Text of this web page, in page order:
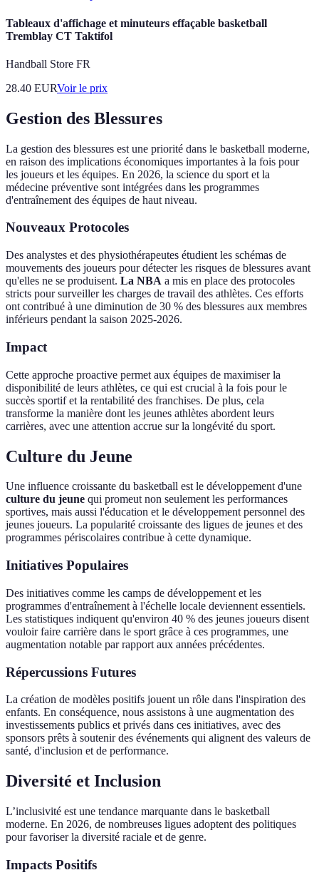
Tableaux d'affichage et minuteurs effaçable basketball
Tremblay CT Taktifol
Handball Store FR
28.40 EURVoir le prix
Gestion des Blessures
La gestion des blessures est une priorité dans le basketball moderne,
en raison des implications économiques importantes à la fois pour
les joueurs et les équipes. En 2026, la science du sport et la
médecine préventive sont intégrées dans les programmes
d'entraînement des équipes de haut niveau.
Nouveaux Protocoles
Des analystes et des physiothérapeutes étudient les schémas de
mouvements des joueurs pour détecter les risques de blessures avant
qu'elles ne se produisent. La NBA a mis en place des protocoles
stricts pour surveiller les charges de travail des athlètes. Ces efforts
ont contribué à une diminution de 30 % des blessures aux membres
inférieurs pendant la saison 2025-2026.
Impact
Cette approche proactive permet aux équipes de maximiser la
disponibilité de leurs athlètes, ce qui est crucial à la fois pour le
succès sportif et la rentabilité des franchises. De plus, cela
transforme la manière dont les jeunes athlètes abordent leurs
carrières, avec une attention accrue sur la longévité du sport.
Culture du Jeune
Une influence croissante du basketball est le développement d'une
culture du jeune qui promeut non seulement les performances
sportives, mais aussi l'éducation et le développement personnel des
jeunes joueurs. La popularité croissante des ligues de jeunes et des
programmes périscolaires contribue à cette dynamique.
Initiatives Populaires
Des initiatives comme les camps de développement et les
programmes d'entraînement à l'échelle locale deviennent essentiels.
Les statistiques indiquent qu'environ 40 % des jeunes joueurs disent
vouloir faire carrière dans le sport grâce à ces programmes, une
augmentation notable par rapport aux années précédentes.
Répercussions Futures
La création de modèles positifs jouent un rôle dans l'inspiration des
enfants. En conséquence, nous assistons à une augmentation des
investissements publics et privés dans ces initiatives, avec des
sponsors prêts à soutenir des événements qui alignent des valeurs de
santé, d'inclusion et de performance.
Diversité et Inclusion
L’inclusivité est une tendance marquante dans le basketball
moderne. En 2026, de nombreuses ligues adoptent des politiques
pour favoriser la diversité raciale et de genre.
Impacts Positifs